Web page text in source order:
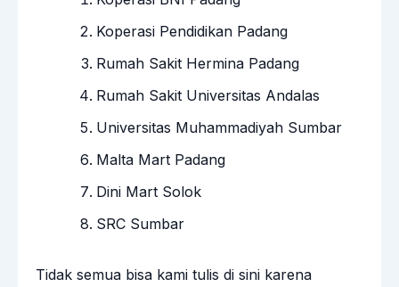
Koperasi Pendidikan Padang
Rumah Sakit Hermina Padang
Rumah Sakit Universitas Andalas
Universitas Muhammadiyah Sumbar
Malta Mart Padang
Dini Mart Solok
SRC Sumbar
Tidak semua bisa kami tulis di sini karena